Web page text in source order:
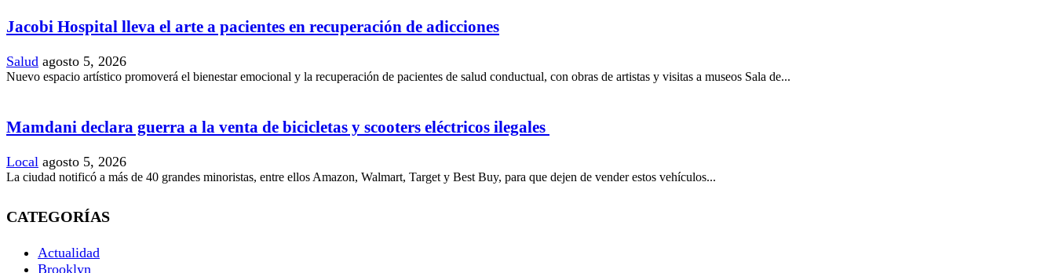
Jacobi Hospital lleva el arte a pacientes en recuperación de adicciones
Salud agosto 5, 2026
Nuevo espacio artístico promoverá el bienestar emocional y la recuperación de pacientes de salud conductual, con obras de artistas y visitas a museos Sala de...
Mamdani declara guerra a la venta de bicicletas y scooters eléctricos ilegales
Local agosto 5, 2026
La ciudad notificó a más de 40 grandes minoristas, entre ellos Amazon, Walmart, Target y Best Buy, para que dejen de vender estos vehículos...
CATEGORÍAS
Actualidad
Brooklyn